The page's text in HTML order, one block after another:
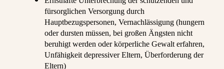
fürsorglichen Versorgung durch
Hauptbezugspersonen, Vernachlässigung (hungern
oder dursten müssen, bei großen Ängsten nicht
beruhigt werden oder körperliche Gewalt erfahren,
Unfähigkeit depressiver Eltern, Überforderung der
Eltern)